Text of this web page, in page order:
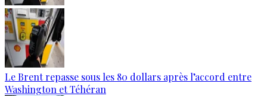
Le Brent repasse sous les 80 dollars après l’accord entre
Washington et Téhéran